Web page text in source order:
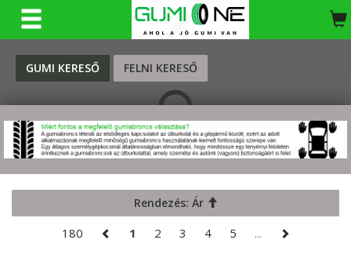
GUMI KERESŐ FELNI KERESŐ
KERESÉS
Rendezés: Ár
180 1 2 3 4 5 ...